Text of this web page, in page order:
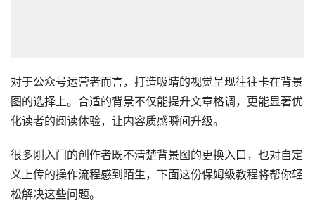
对于公众号运营者而言，打造吸睛的视觉呈现往往卡在背景
图的选择上。合适的背景不仅能提升文章格调，更能显著优
化读者的阅读体验，让内容质感瞬间升级。
很多刚入门的创作者既不清楚背景图的更换入口，也对自定
义上传的操作流程感到陌生，下面这份保姆级教程将帮你轻
松解决这些问题。